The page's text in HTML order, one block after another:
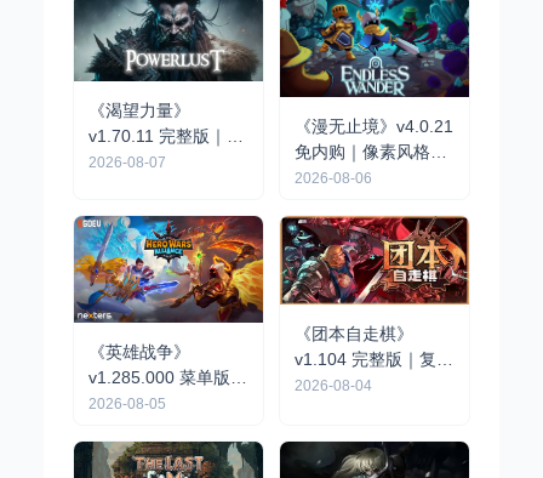
《渴望力量》
v1.70.11 完整版｜开
放世界动作RPG手游
2026-08-07
《漫无止境》v4.0.21
免内购｜像素风格肉
鸽RPG手游
2026-08-06
《英雄战争》
v1.285.000 菜单版 |
战略战术RPG手游
2026-08-05
《团本自走棋》
v1.104 完整版｜复古
队伍制肉鸽自走棋手
2026-08-04